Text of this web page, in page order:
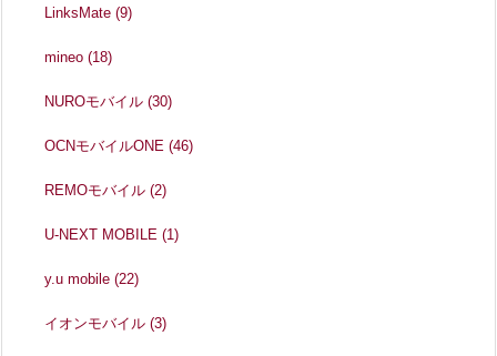
LinksMate(9)
mineo(18)
NUROモバイル(30)
OCNモバイルONE(46)
REMOモバイル(2)
U-NEXT MOBILE(1)
y.u mobile(22)
イオンモバイル(3)